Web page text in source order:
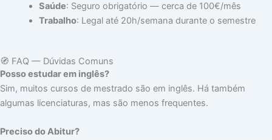
Saúde: Seguro obrigatório — cerca de 100€/mês
Trabalho: Legal até 20h/semana durante o semestre
🧭 FAQ — Dúvidas Comuns
Posso estudar em inglês?
Sim, muitos cursos de mestrado são em inglês. Há também
algumas licenciaturas, mas são menos frequentes.
Preciso do Abitur?